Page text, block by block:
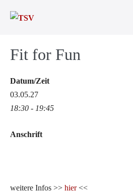
Inhalt
Fit for Fun
Datum/Zeit
03.05.27
18:30 - 19:45
Anschrift
weitere Infos >> hier<<